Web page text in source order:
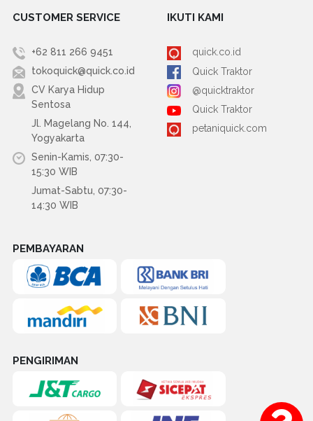
CUSTOMER SERVICE
+62 811 266 9451
tokoquick@quick.co.id
CV Karya Hidup
Sentosa
Jl. Magelang No. 144,
Yogyakarta
Senin-Kamis, 07:30-
15:30 WIB
Jumat-Sabtu, 07:30-
14:30 WIB
IKUTI KAMI
quick.co.id
Quick Traktor
@quicktraktor
Quick Traktor
petaniquick.com
PEMBAYARAN
PENGIRIMAN